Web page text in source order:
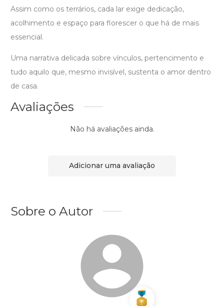
Assim como os terrários, cada lar exige dedicação,
acolhimento e espaço para florescer o que há de mais
essencial.
Uma narrativa delicada sobre vínculos, pertencimento e
tudo aquilo que, mesmo invisível, sustenta o amor dentro
de casa.
Avaliações
Não há avaliações ainda.
Adicionar uma avaliação
Sobre o Autor